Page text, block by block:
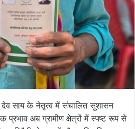
देव साय के नेतृत्व में संचालित सुशासन
प्रभाव अब ग्रामीण क्षेत्रों में स्पष्ट रूप से